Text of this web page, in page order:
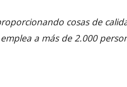
cosas de
a más de 2.000